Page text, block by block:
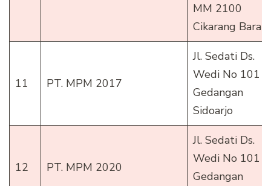
MM 2100
Cikarang Barat
11 PT. MPM 2017
Jl. Sedati Ds.
Wedi No 101
Gedangan
Sidoarjo
12 PT. MPM 2020
Jl. Sedati Ds.
Wedi No 101
Gedangan